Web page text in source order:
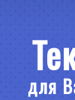
для